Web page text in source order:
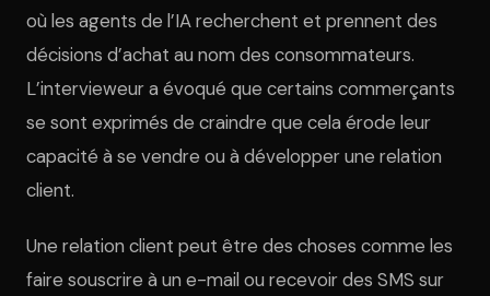
où les agents de l’IA recherchent et prennent des
décisions d’achat au nom des consommateurs.
L’intervieweur a évoqué que certains commerçants
se sont exprimés de craindre que cela érode leur
capacité à se vendre ou à développer une relation
client.
Une relation client peut être des choses comme les
faire souscrire à un e-mail ou recevoir des SMS sur